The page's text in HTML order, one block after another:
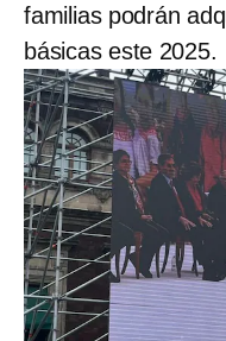
familias podrán
básicas este 2025.